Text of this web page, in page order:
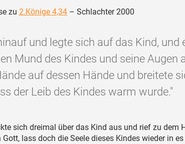
zu 2.Könige 4,34 – Schlachter 2000
und legte sich auf das Kind, und
Mund des Kindes und seine Augen
auf dessen Hände und breitete
der Leib des Kindes warm wurde."
sich dreimal über das Kind aus und rief zu dem
Gott, lass doch die Seele dieses Kindes wieder in es